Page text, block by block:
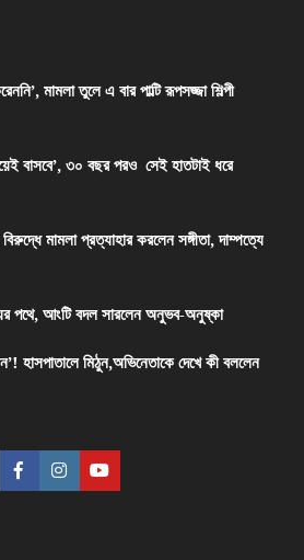
মামলা তুলে এ বার পাল্টি রূপসজ্জা শিল্পী
বাসবে’, ৩০ বছর পরও সেই হাতটাই ধরে
মামলা প্রত্যাহার করলেন সঙ্গীতা, দাম্পত্যে
পথে, আংটি বদল সারলেন অনুভব-অনুষ্কা
হাসপাতালে মিঠুন,অভিনেতাকে দেখে কী বললেন